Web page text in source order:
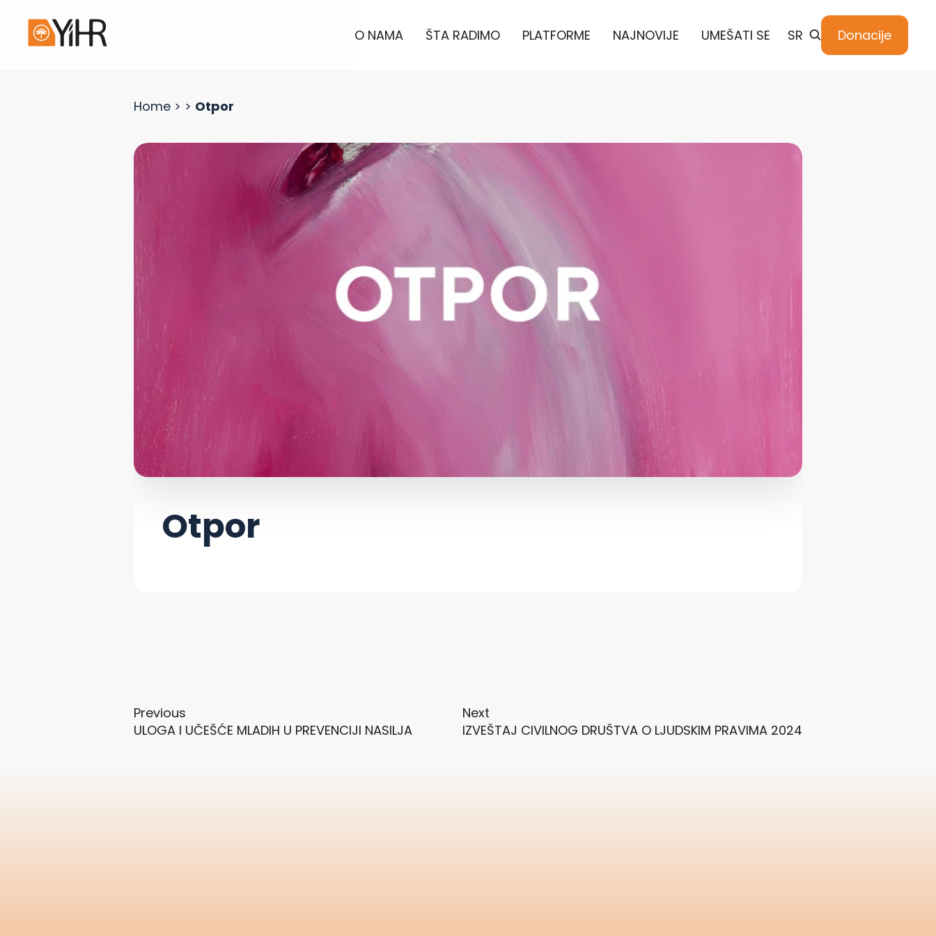
O NAMA ŠTA RADIMO PLATFORME NAJNOVIJE UMEŠATI SE SR Donacije
Home > > Otpor
Otpor
Previous
ULOGA I UČEŠĆE MLADIH U PREVENCIJI NASILJA
Next
IZVEŠTAJ CIVILNOG DRUŠTVA O LJUDSKIM PRAVIMA 2024